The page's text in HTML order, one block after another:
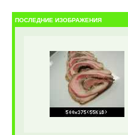
ПОСЛЕДНИЕ ИЗОБРАЖЕНИЯ